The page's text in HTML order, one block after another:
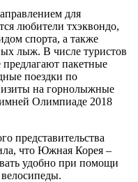
для
любители тхэквондо,
спорта, а также
лыж. В числе туристов
пакетные
поездки по
на горнолыжные
Олимпиаде 2018
представительства
что Южная Корея –
удобно при помощи